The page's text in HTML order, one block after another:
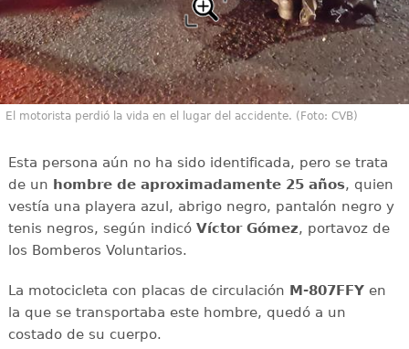
El motorista perdió la vida en el lugar del accidente. (Foto: CVB)
Esta persona aún no ha sido identificada, pero se trata
de un hombre de aproximadamente 25 años, quien
vestía una playera azul, abrigo negro, pantalón negro y
tenis negros, según indicó Víctor Gómez, portavoz de
los Bomberos Voluntarios.
La motocicleta con placas de circulación M-807FFYen
la que se transportaba este hombre, quedó a un
costado de su cuerpo.